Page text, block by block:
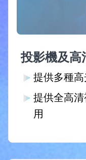
投影機及高
提供多種
提供全高
用